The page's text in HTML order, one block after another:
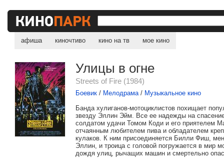
афиша киночтиво кино на тв мое кино
Улицы в огне
Streets of Fire (1984)
Боевик / Мелодрама/ Музыкальное кино
Банда хулиганов-мотоциклистов похищает
звезду Эллин Эйм. Все ее надежды на
солдатом удачи Томом Коди и его приятелем
отчаянным любителем пива и обладателем
кулаков. К ним присоединяется Билли Фиш,
Эллин, и троица с головой погружается в мир
дождя улиц, рычащих машин и смертельно